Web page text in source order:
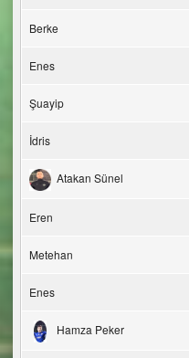
Berke
Enes
Şuayip
İdris
Atakan Sünel
Eren
Metehan
Enes
Hamza Peker